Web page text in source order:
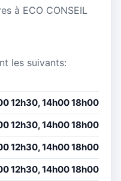
à ECO CONSEIL
les suivants:
12h30, 14h00 18h00
12h30, 14h00 18h00
12h30, 14h00 18h00
12h30, 14h00 18h00